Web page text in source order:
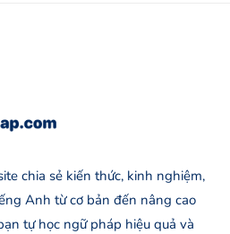
chia sẻ kiến thức, kinh nghiệm,
Anh từ cơ bản đến nâng cao
tự học ngữ pháp hiệu quả và